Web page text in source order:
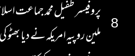
8
ملین روپیہ امریکہ نے دیا